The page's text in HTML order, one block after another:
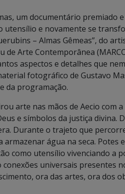
um documentário premiado
utensílio e novamente se
– Almas Gêmeas”, do
Arte Contemporânea
aspectos e detalhes que
fotográfico de Gustavo
da programação.
arte nas mãos de Aecio com
e símbolos da justiça divina.
Durante o trajeto que
água na seca. Potes
como utensílio vivenciando a
universais presentes
ora das artes, ora dos